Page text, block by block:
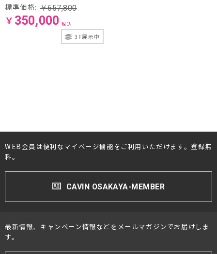
AVアンプ
ＴＶ・レコーダー・プレーヤー
標準価格: ￥657,800
￥ 350,000 税込
3F展示中
WEB会員は便利なマイページ機能をご利用いただけます。登録無
料。
CAVIN OSAKAYA-MEMBER
最新情報、キャンペーン情報などをメールマガジンでお届けしま
す。